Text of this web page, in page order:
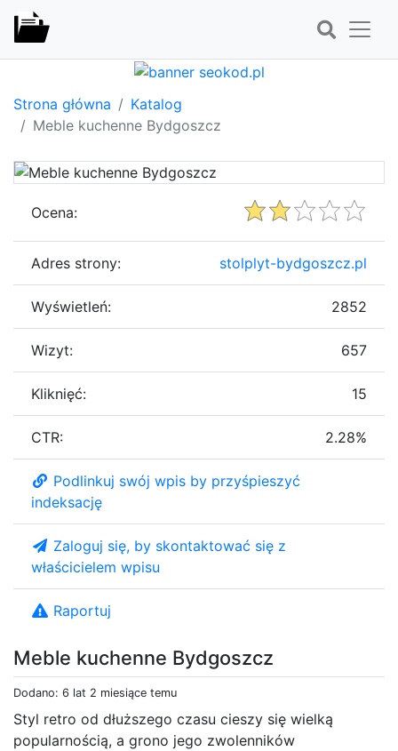
Strona główna
Katalog
Meble kuchenne Bydgoszcz
Meble kuchenne Bydgoszcz
Dodano: 6 lat 2 miesiące temu
Styl retro od dłuższego czasu cieszy się wielką
popularnością, a grono jego zwolenników
Ocena:
Adres strony: stolplyt-bydgoszcz.pl
Wyświetleń: 2852
Wizyt: 657
Kliknięć: 15
CTR: 2.28%
Podlinkuj swój wpis by przyśpieszyć
indeksację
Zaloguj się, by skontaktować się z
właścicielem wpisu
Raportuj